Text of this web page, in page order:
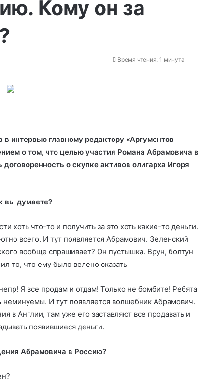
Кому он за
Время чтения: 1 минута
интервью главному редактору «Аргументов
о том, что целью участия Романа Абрамовича в
о скупке активов олигарха Игоря
вы думаете?
хоть что-то и получить за это хоть какие-то деньги.
всего. И тут появляется Абрамович. Зеленский
вообще спрашивает? Он пустышка. Врун, болтун
то, что ему было велено сказать.
Я все продам и отдам! Только не бомбите! Ребята
И тут появляется волшебник Абрамович.
в Англии, там уже его заставляют все продавать и
появившиеся деньги.
Абрамовича в Россию?